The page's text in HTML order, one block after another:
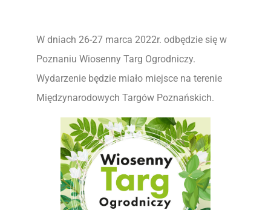
W dniach 26-27 marca 2022r. odbędzie się w
Poznaniu Wiosenny Targ Ogrodniczy.
Wydarzenie będzie miało miejsce na terenie
Międzynarodowych Targów Poznańskich.